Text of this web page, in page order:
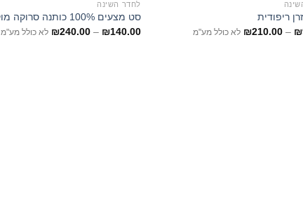
ריפודית
₪
–
₪210.00 לא כולל מע"מ
לחדר השינה
סט מצעים 100% כותנה סרוקה מוקה חול
₪140.00
–
₪240.00 לא כולל מע"מ